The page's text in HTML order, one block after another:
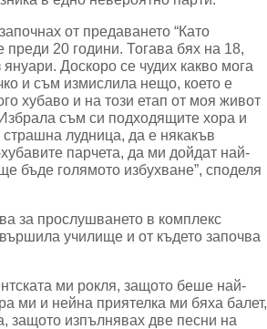
от предаването “Като
преди 20 години. Тогава бях на 18,
Доскоро се чудих какво мога
и съм измислила нещо, което е
хубаво и на този етап от моя живот
съм си подходящите хора и
лудница, да е някакъв
парчета, да ми дойдат най-
бъде голямото избухване”, споделя
за прослушването в комплекс
училище и от където започва
ми рокля, защото беше най-
ми и нейна приятелка ми бяха балет,
защото изпълнявах две песни на